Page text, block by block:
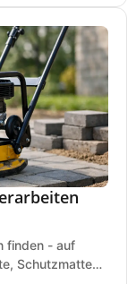
finden - auf
Schutzmatte